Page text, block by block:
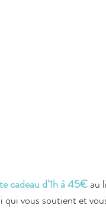
cadeau d'1h à 45€ au
qui vous soutient et